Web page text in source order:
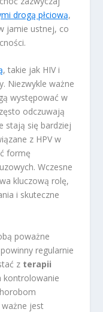
drogą płciową,
jamie ustnej, co
, takie jak HIV i
Niezwykle ważne
występować w
odczuwają
stają się bardziej
z HPV w
formę
Wczesne
kluczową rolę,
i skuteczne
poważne
regularnie
z terapii
kontrolowanie
ważne jest